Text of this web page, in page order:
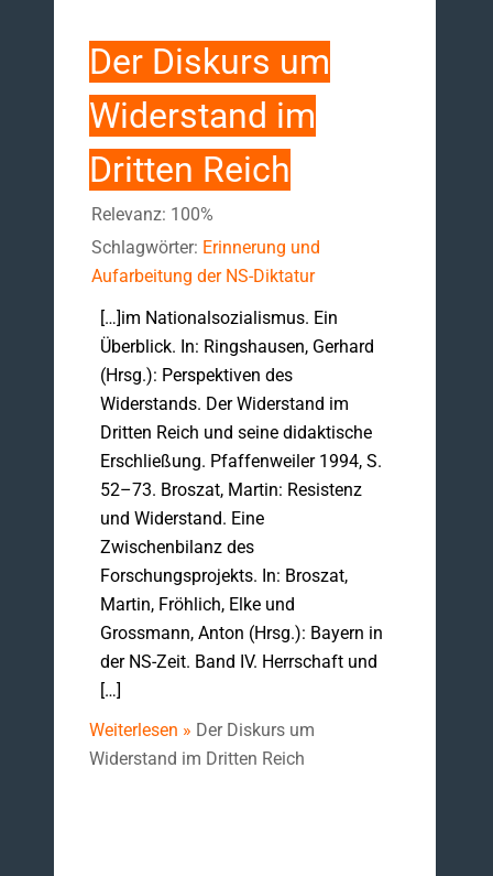
Der Diskurs um
Widerstand im
Dritten Reich
Relevanz: 100%
Schlagwörter: Erinnerung und
Aufarbeitung der NS-Diktatur
[…]im Nationalsozialismus. Ein
Überblick. In: Ringshausen, Gerhard
(Hrsg.): Perspektiven des
Widerstands. Der Widerstand im
Dritten Reich und seine didaktische
Erschließung. Pfaffenweiler 1994, S.
52–73. Broszat, Martin: Resistenz
und Widerstand. Eine
Zwischenbilanz des
Forschungsprojekts. In: Broszat,
Martin, Fröhlich, Elke und
Grossmann, Anton (Hrsg.): Bayern in
der NS-Zeit. Band IV. Herrschaft und
[…]
Weiterlesen » Der Diskurs um
Widerstand im Dritten Reich